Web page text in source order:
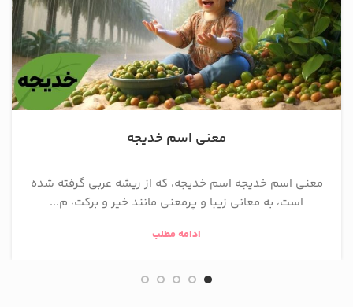
معنی اسم خدیجه
معنی اسم خدیجه اسم خدیجه، که از ریشه عربی گرفته شده
است، به معانی زیبا و پرمعنی مانند خیر و برکت، م...
ادامه مطلب